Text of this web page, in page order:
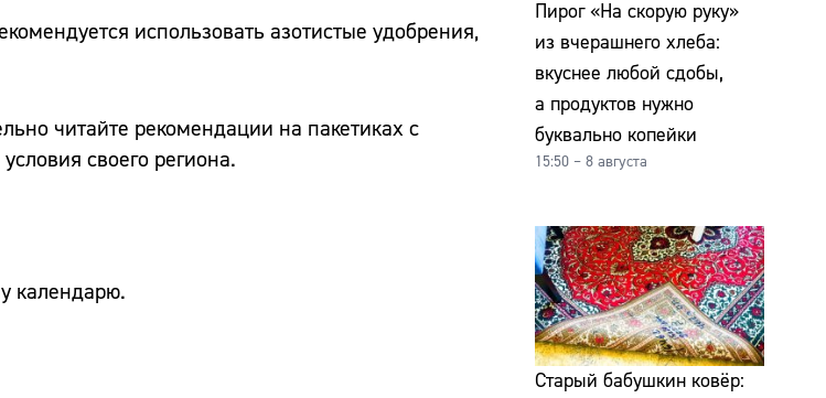
использовать азотистые удобрения,
читайте рекомендации на пакетиках с
своего региона.
календарю.
Пирог «На скорую руку»
из вчерашнего хлеба:
вкуснее любой сдобы,
а продуктов нужно
буквально копейки
15:50 – 8 августа
Старый бабушкин ковёр: